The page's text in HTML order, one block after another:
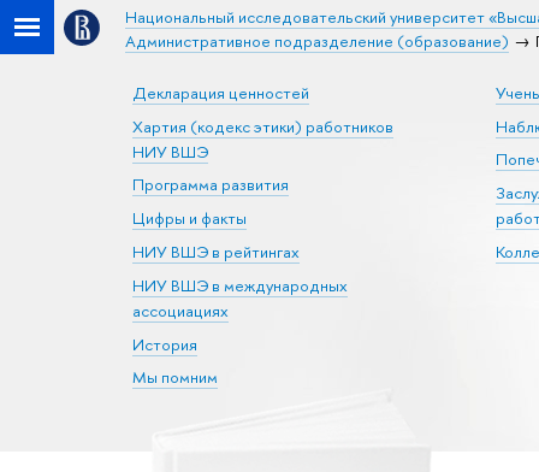
Национальный исследовательский университет
Административное подразделение (образование)
Декларация ценностей
Хартия (кодекс этики) работников
НИУ ВШЭ
Программа развития
Цифры и факты
НИУ ВШЭ в рейтингах
НИУ ВШЭ в международных
ассоциациях
История
Мы помним